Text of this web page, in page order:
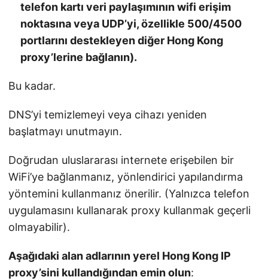
telefon kartı veri paylaşımının wifi erişim
noktasına veya UDP’yi, özellikle 500/4500
portlarını destekleyen diğer Hong Kong
proxy’lerine bağlanın).
Bu kadar.
DNS’yi temizlemeyi veya cihazı yeniden
başlatmayı unutmayın.
Doğrudan uluslararası internete erişebilen bir
WiFi’ye bağlanmanız, yönlendirici yapılandırma
yöntemini kullanmanız önerilir. (Yalnızca telefon
uygulamasını kullanarak proxy kullanmak geçerli
olmayabilir).
Aşağıdaki alan adlarının yerel Hong Kong IP
proxy’sini kullandığından emin olun: